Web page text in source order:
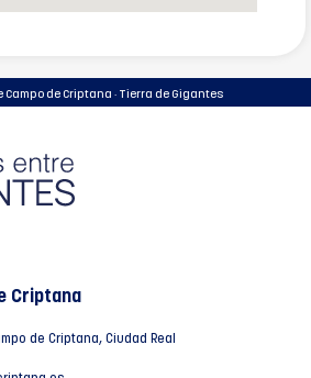
de Criptana · Tierra de Gigantes
Criptana
de Criptana, Ciudad Real